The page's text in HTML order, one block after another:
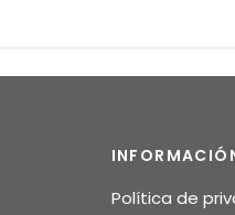
Política de